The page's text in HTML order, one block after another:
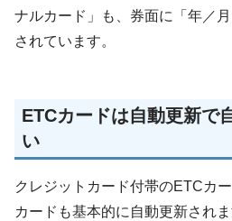
ナルカード」も、券面に「年／
されています。
ETCカードは自動更新で
い
クレジットカード付帯のETCカ
カードも基本的に自動更新され